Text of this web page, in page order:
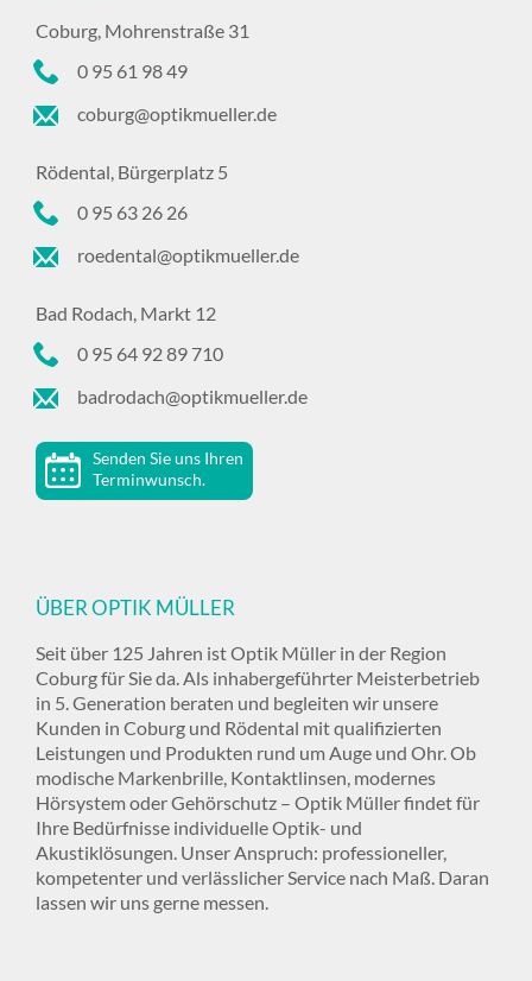
Coburg, Mohrenstraße 31
0 95 61 98 49
coburg@optikmueller.de
Rödental, Bürgerplatz 5
0 95 63 26 26
roedental@optikmueller.de
Bad Rodach, Markt 12
0 95 64 92 89 710
badrodach@optikmueller.de
Senden Sie uns Ihren
Terminwunsch.
ÜBER OPTIK MÜLLER
Seit über 125 Jahren ist Optik Müller in der Region
Coburg für Sie da. Als inhabergeführter Meisterbetrieb
in 5. Generation beraten und begleiten wir unsere
Kunden in Coburg und Rödental mit qualifizierten
Leistungen und Produkten rund um Auge und Ohr. Ob
modische Markenbrille, Kontaktlinsen, modernes
Hörsystem oder Gehörschutz – Optik Müller findet für
Ihre Bedürfnisse individuelle Optik- und
Akustiklösungen. Unser Anspruch: professioneller,
kompetenter und verlässlicher Service nach Maß. Daran
lassen wir uns gerne messen.